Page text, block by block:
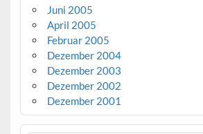
Juni 2005
April 2005
Februar 2005
Dezember 2004
Dezember 2003
Dezember 2002
Dezember 2001